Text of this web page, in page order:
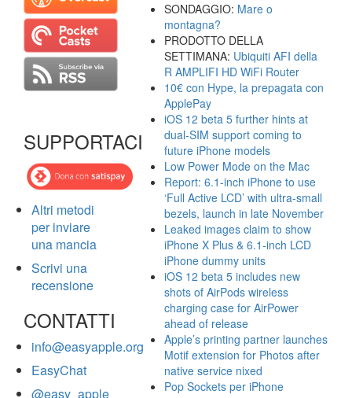
SUPPORTACI
Altri metodi
per inviare
una mancia
Scrivi una
recensione
CONTATTI
info@easyapple.org
EasyChat
@easy_apple
SONDAGGIO: Mare o
montagna?
PRODOTTO DELLA
SETTIMANA: Ubiquiti AFI della
R AMPLIFI HD WiFi Router
10€ con Hype, la prepagata con
ApplePay
iOS 12 beta 5 further hints at
dual-SIM support coming to
future iPhone models
Low Power Mode on the Mac
Report: 6.1-inch iPhone to use
‘Full Active LCD’ with ultra-small
bezels, launch in late November
Leaked images claim to show
iPhone X Plus & 6.1-inch LCD
iPhone dummy units
iOS 12 beta 5 includes new
shots of AirPods wireless
charging case for AirPower
ahead of release
Apple’s printing partner launches
Motif extension for Photos after
native service nixed
Pop Sockets per iPhone